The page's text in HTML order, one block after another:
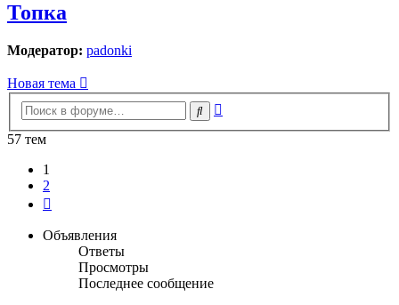
Топка
Модератор: padonki
Новая тема
Поиск
57 тем
1
2
Объявления
Ответы
Просмотры
Последнее сообщение